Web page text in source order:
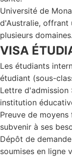
Université de
d'Australie, offrant
plusieurs domaines.
VISA
Les étudiants
étudiant (sous-
Lettre d'admission
institution
Preuve de
subvenir à ses
Dépôt de
soumises en ligne